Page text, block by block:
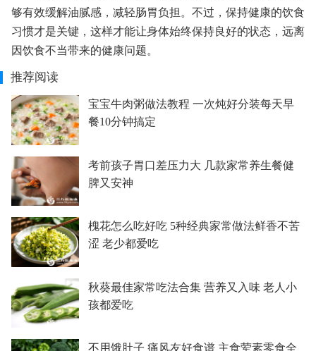
够有效缓解油腻感，减轻肠胃负担。不过，保持健康的饮食
习惯才是关键，这样才能让身体始终保持良好的状态，远离
因饮食不当带来的健康问题。
推荐阅读
宝宝牛肉粥做法教程 一次炖好分装每天早
餐10分钟搞定
考前孩子胃口差压力大 几款家常养生餐健
脾又安神
槐花怎么吃好吃 5种经典家常做法鲜香不苦
涩 老少都爱吃
秋葵最佳家常吃法合集 营养又入味 老人小
孩都爱吃
不用饿肚子 痛风友好食谱 主食荤素零食全